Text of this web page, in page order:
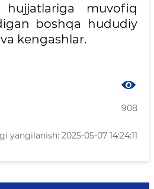
hujjatlariga muvofiq
boshqa hududiy
kengashlar.
908
yangilanish: 2025-05-07 14:24:11